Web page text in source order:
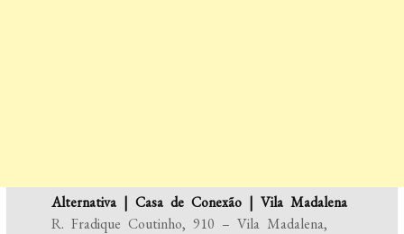
Alternativa | Casa de Conexão | Vila Madalena
R. Fradique Coutinho, 910 – Vila Madalena,